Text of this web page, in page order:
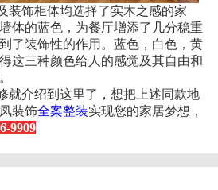
装饰柜体均选择了实木之感的家
体的蓝色，为餐厅增添了几分稳重
了装饰性的作用。蓝色，白色，黄
这三种颜色给人的感觉及其自由和
就介绍到这里了，想把上述同款地
装饰全案整装实现您的家居梦想，
9909